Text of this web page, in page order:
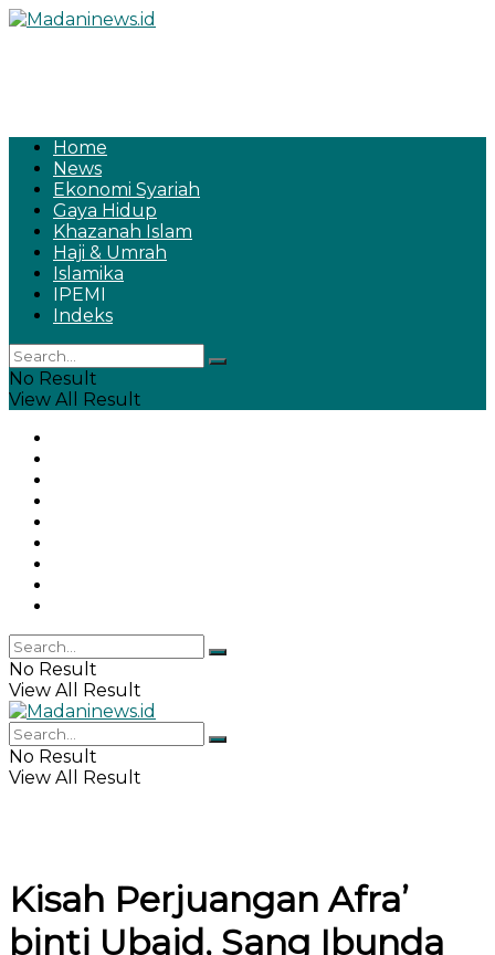
Home
News
Ekonomi Syariah
Gaya Hidup
Khazanah Islam
Haji & Umrah
Islamika
IPEMI
Indeks
No Result
View All Result
No Result
View All Result
No Result
View All Result
Kisah Perjuangan Afra’
binti Ubaid, Sang Ibunda